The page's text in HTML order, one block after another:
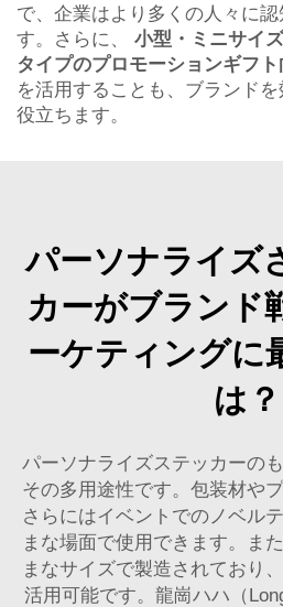
で、企業はより多くの人々に
す。さらに、 小型・ミニサイ
タイプのプロモーションギフ
を活用することも、ブランド
役立ちます。
パーソナライズ
カーがブランド
ーケティングに
は？
パーソナライズステッカーの
その多用途性です。包装材や
さらにはイベントでのノベル
まな場面で使用できます。ま
まなサイズで製造されており
活用可能です。龍崗ハハ（